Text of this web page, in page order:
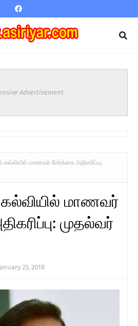
Advertisement
மாணவர் சேர்க்கை அதிகரிப்பு:
மாணவர்
முதல்வர்
23, 2018